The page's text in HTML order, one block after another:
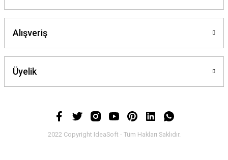
Alışveriş
Üyelik
2022 Copyright IdeaSoft - Tüm Hakları Saklıdır.